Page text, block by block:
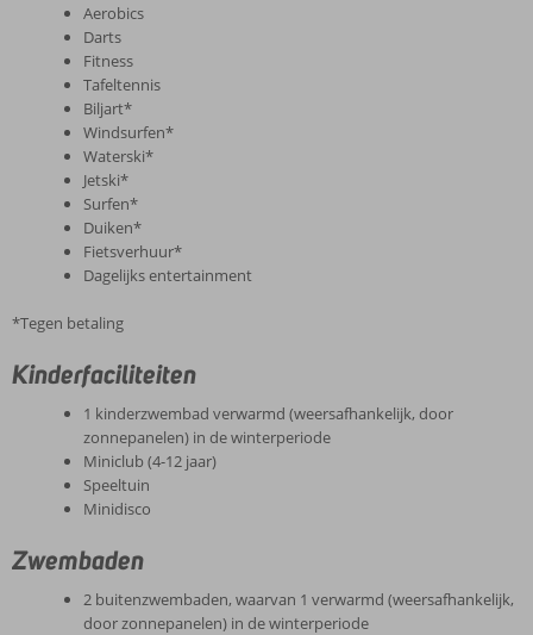
Aerobics
Darts
Fitness
Tafeltennis
Biljart*
Windsurfen*
Waterski*
Jetski*
Surfen*
Duiken*
Fietsverhuur*
Dagelijks entertainment
*Tegen betaling
Kinderfaciliteiten
1 kinderzwembad verwarmd (weersafhankelijk, door
zonnepanelen) in de winterperiode
Miniclub (4-12 jaar)
Speeltuin
Minidisco
Zwembaden
2 buitenzwembaden, waarvan 1 verwarmd (weersafhankelijk,
door zonnepanelen) in de winterperiode